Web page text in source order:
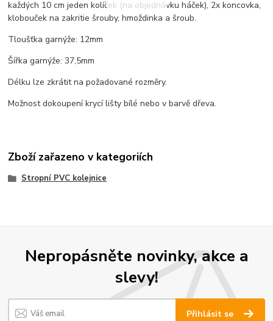
každých 10 cm jeden kolíček (na objednávku háček), 2x koncovka,
klobouček na zakritie šrouby, hmoždinka a šroub.
Tloušťka garnýže: 12mm
Šířka garnýže: 37,5mm
Délku lze zkrátit na požadované rozměry.
Možnost dokoupení krycí lišty bílé nebo v barvě dřeva.
Zboží zařazeno v kategoriích
Stropní PVC kolejnice
Nepropásněte novinky, akce a
slevy!
Přihlásit se